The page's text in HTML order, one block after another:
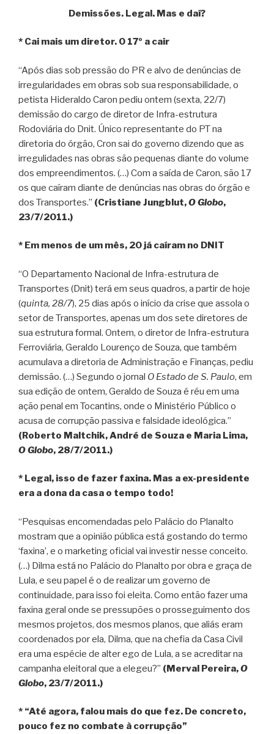
Demissões. Legal. Mas e daí?
* Cai mais um diretor. O 17º a cair
“Após dias sob pressão do PR e alvo de denúncias de
irregularidades em obras sob sua responsabilidade, o
petista Hideraldo Caron pediu ontem (sexta, 22/7)
demissão do cargo de diretor de Infra-estrutura
Rodoviária do Dnit. Único representante do PT na
diretoria do órgão, Cron sai do governo dizendo que as
irregulidades nas obras são pequenas diante do volume
dos empreendimentos. (…) Com a saída de Caron, são 17
os que caíram diante de denúncias nas obras do órgão e
dos Transportes.” (Cristiane Jungblut,O Globo,
23/7/2011.)
* Em menos de um mês, 20 já caíram no DNIT
“O Departamento Nacional de Infra-estrutura de
Transportes (Dnit) terá em seus quadros, a partir de hoje
(quinta, 28/7), 25 dias após o início da crise que assola o
setor de Transportes, apenas um dos sete diretores de
sua estrutura formal. Ontem, o diretor de Infra-estrutura
Ferroviária, Geraldo Lourenço de Souza, que também
acumulava a diretoria de Administração e Finanças, pediu
demissão. (…) Segundo o jornal O Estado de S. Paulo, em
sua edição de ontem, Geraldo de Souza é réu em uma
ação penal em Tocantins, onde o Ministério Público o
acusa de corrupção passiva e falsidade ideológica.”
(Roberto Maltchik, André de Souza e Maria Lima,
O Globo, 28/7/2011.)
* Legal, isso de fazer faxina. Mas a ex-presidente
era a dona da casa o tempo todo!
“Pesquisas encomendadas pelo Palácio do Planalto
mostram que a opinião pública está gostando do termo
‘faxina’, e o marketing oficial vai investir nesse conceito.
(…) Dilma está no Palácio do Planalto por obra e graça de
Lula, e seu papel é o de realizar um governo de
continuidade, para isso foi eleita. Como então fazer uma
faxina geral onde se pressupões o prosseguimento dos
mesmos projetos, dos mesmos planos, que aliás eram
coordenados por ela, Dilma, que na chefia da Casa Civil
era uma espécie de alter ego de Lula, a se acreditar na
campanha eleitoral que a elegeu?” (Merval Pereira,O
Globo, 23/7/2011.)
* “Até agora, falou mais do que fez. De concreto,
pouco fez no combate à corrupção”